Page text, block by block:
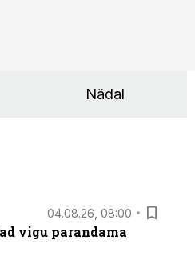
Nädal
04.08.26, 08:00
vigu parandama